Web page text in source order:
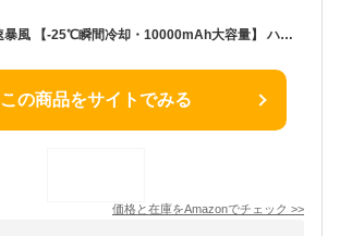
携帯扇風機 超高速暴風 【-25℃瞬間冷却・10000mAh大容量】 ハンディファン 冷却プレート付き 100段階風力調節 手持ち/首掛け/卓上/吊り下げ4way 7枚羽根 強力 USB充電式 手持ち扇風機 24時間持続 90°角度調整 ネックストラップ付き LED残量表示 軽量 小型 ミニファン 熱中症対策 暑さ対策 コンパクト 静音 アウトドア オフィス 父の日 ギフト (ダークグレー)
この商品をサイトでみる
価格と在庫をAmazonでチェック >>